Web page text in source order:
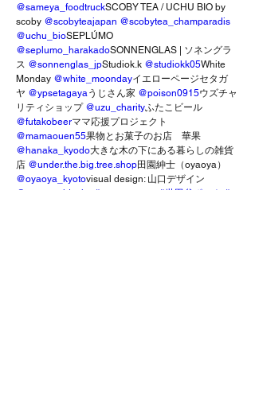
@sameya_foodtruckSCOBY TEA / UCHU BIO by
scoby @scobyteajapan @scobytea_champaradis
@uchu_bioSEPLÚMO
@seplumo_harakadoSONNENGLAS | ソネングラ
ス @sonnenglas_jpStudiok.k @studiokk05White
Monday @white_moondayイエローページセタガ
ヤ @ypsetagaya うじさん家 @poison0915ウズチャ
リティショップ @uzu_charityふたこビール
@futakobeerママ応援プロジェクト
@mamaouen55果物とお菓子のお店　華果
@hanaka_kyodo大きな木の下にある暮らしの雑貨
店 @under.the.big.tree.shop田園紳士（oyaoya）
@oyaoya_kyotovisual design: 山口デザイン
@yamagutidesign
#setagayaport #世田谷ポート
#